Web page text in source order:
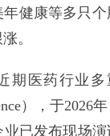
健康等多只
。
医药行业多重
），于
已发布现场